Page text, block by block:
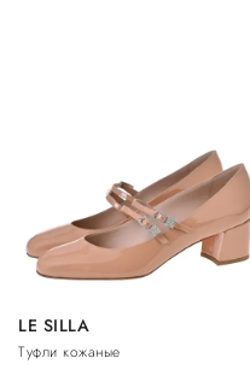
LE SILLA
Туфли кожаные